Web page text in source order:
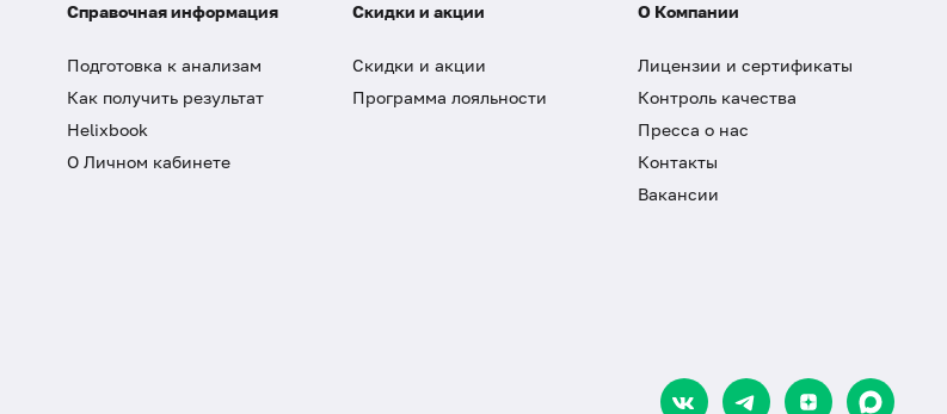
Справочная информация
Подготовка к анализам
Как получить результат
Helixbook
О Личном кабинете
Скидки и акции
Скидки и акции
Программа лояльности
О Компании
Лицензии и сертификаты
Контроль качества
Пресса о нас
Контакты
Вакансии